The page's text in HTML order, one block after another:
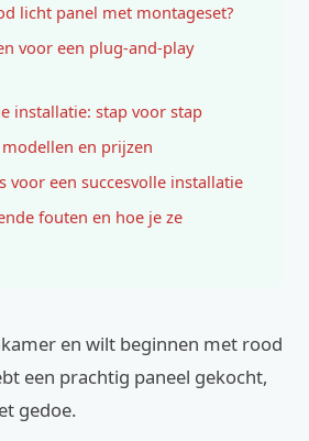
licht panel met montageset?
voor een plug-and-play
installatie: stap voor stap
en prijzen
voor een succesvolle installatie
fouten en hoe je ze
en wilt beginnen met rood
een prachtig paneel gekocht,
gedoe.